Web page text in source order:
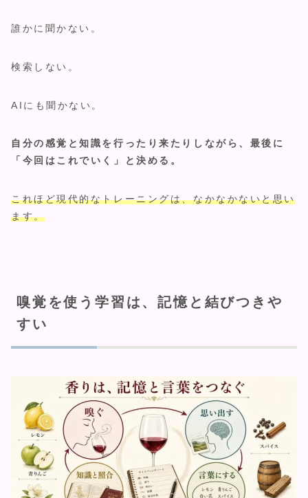
誰かに聞かない。
検索しない。
AIにも聞かない。
自分の感覚と知識を行ったり来たりしながら、最後に
「今回はこれでいく」と決める。
これほど現代的なトレーニングは、なかなかないと思い
ます。
嗅覚を使う学習は、記憶と結びつきや
すい